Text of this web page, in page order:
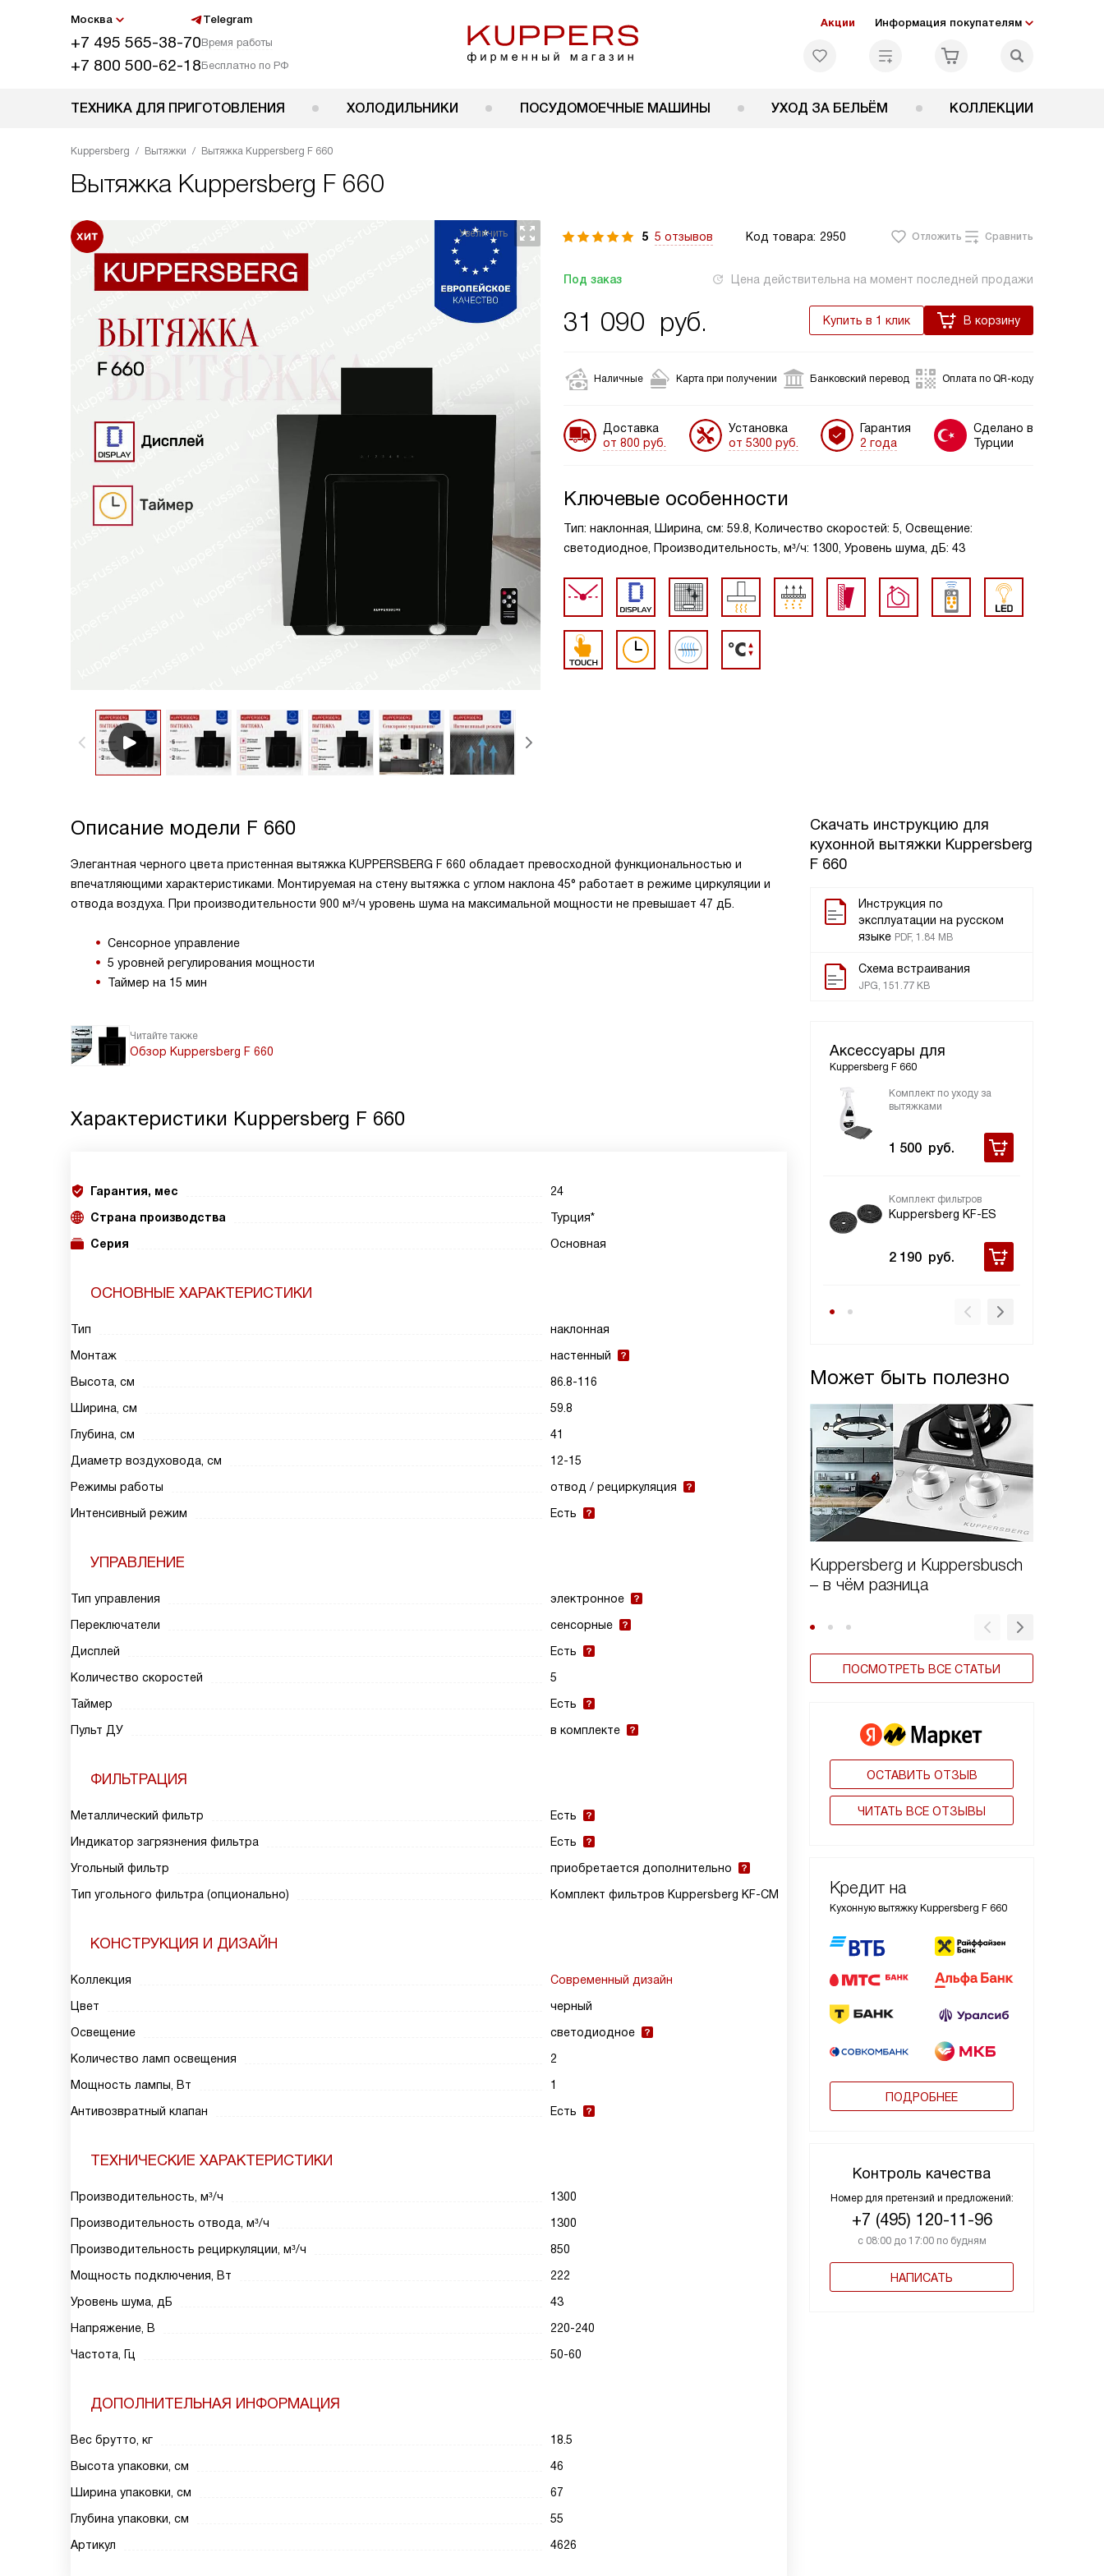
Москва Telegram
+7 495 565-38-70Время работы
+7 800 500-62-18Бесплатно по РФ
Акции Информация покупателям
ТЕХНИКА ДЛЯ ПРИГОТОВЛЕНИЯ ХОЛОДИЛЬНИКИ ПОСУДОМОЕЧНЫЕ МАШИНЫ УХОД ЗА БЕЛЬЁМ КОЛЛЕКЦИИ
Kuppersberg Вытяжки Вытяжка Kuppersberg F 660
Вытяжка Kuppersberg F 660
5 5 отзывов Код товара: 2950 Отложить Сравнить
Под заказ Цена действительна на момент последней продажи
31 090 руб. Купить в 1 клик В корзину
Наличные Карта при получении Банковский перевод Оплата по QR-коду
Доставка
от 800 руб.
Установка
от 5300 руб.
Гарантия
2 года
Сделано в
Турции
Ключевые особенности
Тип: наклонная, Ширина, см: 59.8, Количество скоростей: 5, Освещение:
светодиодное, Производительность, м³/ч: 1300, Уровень шума, дБ: 43
Скачать инструкцию для
кухонной вытяжки Kuppersberg
F 660
Инструкция по
эксплуатации на русском
языке PDF, 1.84 MB
Схема встраивания
JPG, 151.77 KB
Аксессуары для
Kuppersberg F 660
Комплект по уходу за
вытяжками
1 500 руб.
Комплект фильтров
Kuppersberg KF-ES
2 190 руб.
Может быть полезно
Kuppersberg и Kuppersbusch
– в чём разница
ПОСМОТРЕТЬ ВСЕ СТАТЬИ
ОСТАВИТЬ ОТЗЫВ
ЧИТАТЬ ВСЕ ОТЗЫВЫ
Кредит на
Кухонную вытяжку Kuppersberg F 660
ПОДРОБНЕЕ
Контроль качества
Номер для претензий и предложений:
+7 (495) 120-11-96
с 08:00 до 17:00 по будням
НАПИСАТЬ
Описание модели F 660
Элегантная черного цвета пристенная вытяжка KUPPERSBERG F 660 обладает превосходной функциональностью и
впечатляющими характеристиками. Монтируемая на стену вытяжка с углом наклона 45° работает в режиме циркуляции и
отвода воздуха. При производительности 900 м³/ч уровень шума на максимальной мощности не превышает 47 дБ.
Сенсорное управление
5 уровней регулирования мощности
Таймер на 15 мин
Читайте также
Обзор Kuppersberg F 660
Характеристики Kuppersberg F 660
Гарантия, мес
24
Страна производства
Турция*
Серия
Основная
ОСНОВНЫЕ ХАРАКТЕРИСТИКИ
Тип
наклонная
Монтаж
настенный
Высота, см
86.8-116
Ширина, см
59.8
Глубина, см
41
Диаметр воздуховода, см
12-15
Режимы работы
отвод / рециркуляция
Интенсивный режим
Есть
УПРАВЛЕНИЕ
Тип управления
электронное
Переключатели
сенсорные
Дисплей
Есть
Количество скоростей
5
Таймер
Есть
Пульт ДУ
в комплекте
ФИЛЬТРАЦИЯ
Металлический фильтр
Есть
Индикатор загрязнения фильтра
Есть
Угольный фильтр
приобретается дополнительно
Тип угольного фильтра (опционально)
Комплект фильтров Kuppersberg KF-CM
КОНСТРУКЦИЯ И ДИЗАЙН
Коллекция
Современный дизайн
Цвет
черный
Освещение
светодиодное
Количество ламп освещения
2
Мощность лампы, Вт
1
Антивозвратный клапан
Есть
ТЕХНИЧЕСКИЕ ХАРАКТЕРИСТИКИ
Производительность, м³/ч
1300
Производительность отвода, м³/ч
1300
Производительность рециркуляции, м³/ч
850
Мощность подключения, Вт
222
Уровень шума, дБ
43
Напряжение, В
220-240
Частота, Гц
50-60
ДОПОЛНИТЕЛЬНАЯ ИНФОРМАЦИЯ
Вес брутто, кг
18.5
Высота упаковки, см
46
Ширина упаковки, см
67
Глубина упаковки, см
55
Артикул
4626